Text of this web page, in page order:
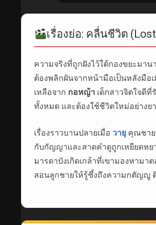
เรื่องย่อ: คลื่นชีวิต
ความจริงที่ถูกฝังไว้ใต้กองขยะมาน
ต้องพลิกผันจากหน้ามือเป็นหลังมือ
เหลือจาก กอหญ้า เด็กสาวจิตใจดี
ทั้งหมด และต้องใช้ชีวิตใหม่อย่างย
เรื่องราวบานปลายเมื่อ วายุ คุณชาย
กับกัญญาและสาดคำดูถูกเหยียดหย
มารดาบังเกิดเกล้าที่เขามองหามา
สอนลูกชายให้รู้ซึ้งถึงความกตัญญู ติ